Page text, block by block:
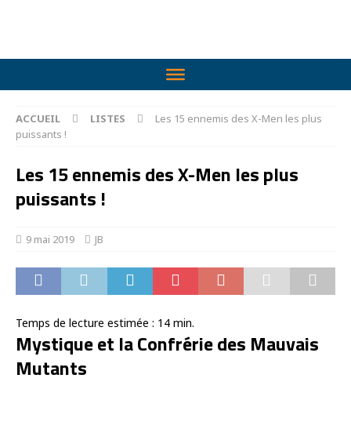
ACCUEIL LISTES
Les 15 ennemis des X-Men les plus
puissants !
Les 15 ennemis des X-Men les plus
puissants !
9 mai 2019 JB
Temps de lecture estimée : 14 min.
Mystique et la Confrérie des Mauvais
Mutants